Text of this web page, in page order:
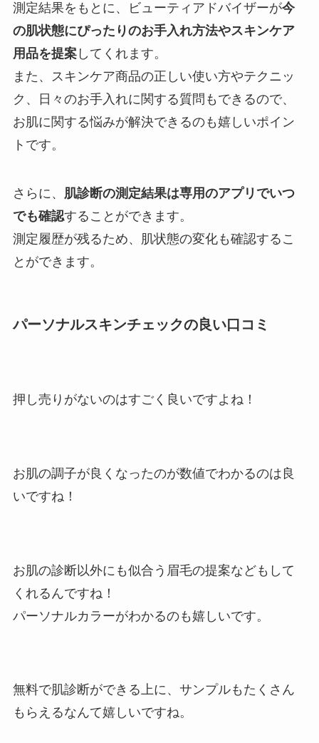
測定結果をもとに、ビューティアドバイザーが今
の肌状態にぴったりのお手入れ方法やスキンケア
用品を提案してくれます。
また、スキンケア商品の正しい使い方やテクニッ
ク、日々のお手入れに関する質問もできるので、
お肌に関する悩みが解決できるのも嬉しいポイン
トです。
さらに、
肌診断の測定結果は専用のアプリでいつ
でも確認することができます。
測定履歴が残るため、肌状態の変化も確認するこ
とができます。
パーソナルスキンチェックの良い口コミ
押し売りがないのはすごく良いですよね！
お肌の調子が良くなったのが数値でわかるのは良
いですね！
お肌の診断以外にも似合う眉毛の提案などもして
くれるんですね！
パーソナルカラーがわかるのも嬉しいです。
無料で肌診断ができる上に、サンプルもたくさん
もらえるなんて嬉しいですね。